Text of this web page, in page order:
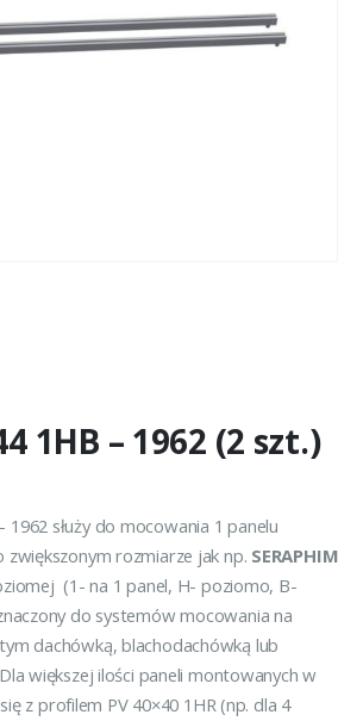
1HB – 1962 (2 szt.)
1962 służy do mocowania 1 panelu
rozmiarze jak np. SERAPHIM
(1- na 1 panel, H- poziomo, B-
do systemów mocowania na
dachówką, blachodachówką lub
większej ilości paneli montowanych w
z profilem PV 40×40 1HR (np. dla 4